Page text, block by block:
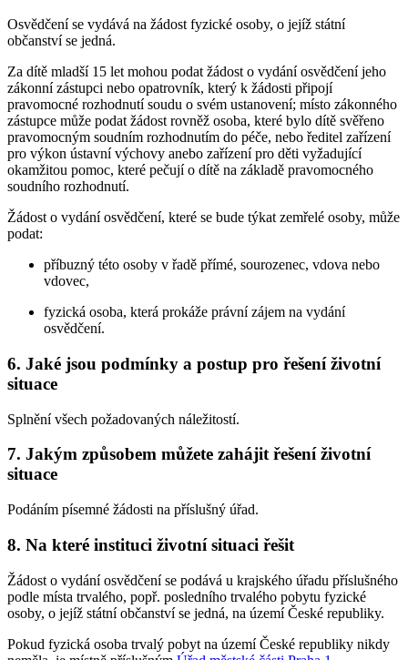
Osvědčení se vydává na žádost fyzické osoby, o jejíž státní
občanství se jedná.
Za dítě mladší 15 let mohou podat žádost o vydání osvědčení jeho
zákonní zástupci nebo opatrovník, který k žádosti připojí
pravomocné rozhodnutí soudu o svém ustanovení; místo zákonného
zástupce může podat žádost rovněž osoba, které bylo dítě svěřeno
pravomocným soudním rozhodnutím do péče, nebo ředitel zařízení
pro výkon ústavní výchovy anebo zařízení pro děti vyžadující
okamžitou pomoc, které pečují o dítě na základě pravomocného
soudního rozhodnutí.
Žádost o vydání osvědčení, které se bude týkat zemřelé osoby, může
podat:
příbuzný této osoby v řadě přímé, sourozenec, vdova nebo
vdovec,
fyzická osoba, která prokáže právní zájem na vydání
osvědčení.
6. Jaké jsou podmínky a postup pro řešení životní
situace
Splnění všech požadovaných náležitostí.
7. Jakým způsobem můžete zahájit řešení životní
situace
Podáním písemné žádosti na příslušný úřad.
8. Na které instituci životní situaci řešit
Žádost o vydání osvědčení se podává u krajského úřadu příslušného
podle místa trvalého, popř. posledního trvalého pobytu fyzické
osoby, o jejíž státní občanství se jedná, na území České republiky.
Pokud fyzická osoba trvalý pobyt na území České republiky nikdy